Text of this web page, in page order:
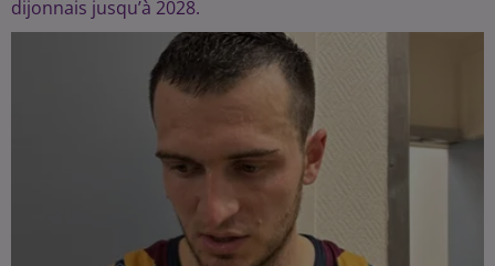
dijonnais jusqu’à 2028.